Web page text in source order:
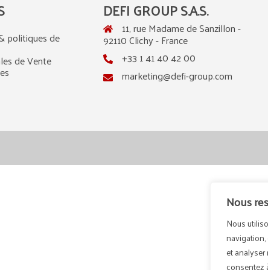
Nous
Nous
et analyser
consentez
politiques de
de Vente
DEFI GROUP S.A.S.
11, rue Madame de Sanzillon -
92110 Clichy - France
+33 1 41 40 42 00
marketing@defi-group.com